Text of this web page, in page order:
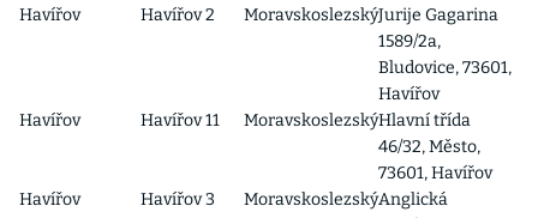
Havířov
Havířov 2 MoravskoslezskýJurije Gagarina
1589/2a,
Bludovice, 73601,
Havířov
Havířov
Havířov 11 MoravskoslezskýHlavní třída
46/32, Město,
73601, Havířov
Havířov
Havířov 3 MoravskoslezskýAnglická